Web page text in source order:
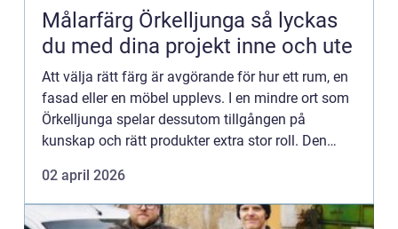
Målarfärg Örkelljunga så lyckas
du med dina projekt inne och ute
Att välja rätt färg är avgörande för hur ett rum, en
fasad eller en möbel upplevs. I en mindre ort som
Örkelljunga spelar dessutom tillgången på
kunskap och rätt produkter extra stor roll. Den
gården elle...
02 april 2026